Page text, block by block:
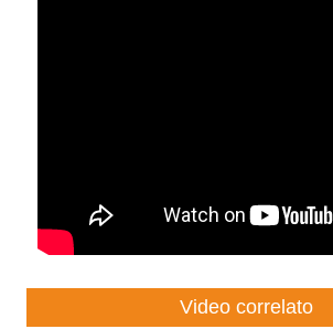
Video correlato